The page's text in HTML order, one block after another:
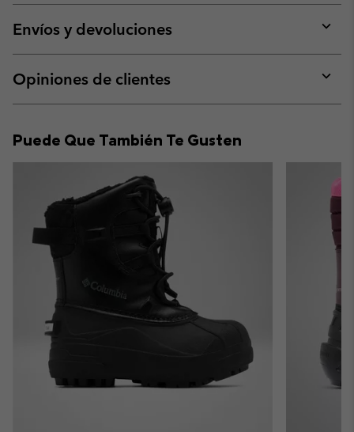
or
Envíos y devoluciones
or
Opiniones de clientes
or
Puede Que También Te Gusten